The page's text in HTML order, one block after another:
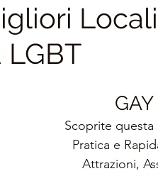
LGBT
Scoprite
Pratica e
Attrazioni,